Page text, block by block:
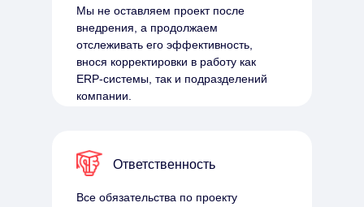
Мы не оставляем проект после
внедрения, а продолжаем
отслеживать его эффективность,
внося корректировки в работу как
ERP-системы, так и подразделений
компании.
Ответственность
Все обязательства по проекту